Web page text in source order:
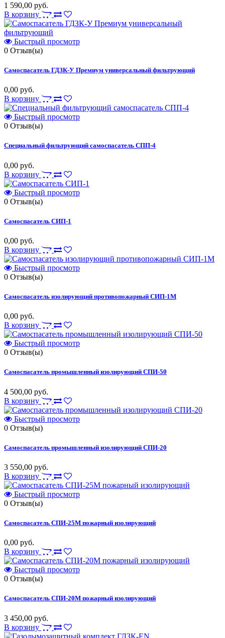
1 590,00 руб.
В корзину
Быстрый просмотр
0 Отзыв(ы)
Самоспасатель ГДЗК-У Премиум универсальный фильтрующий
0,00 руб.
В корзину
Быстрый просмотр
0 Отзыв(ы)
Специальный фильтрующий самоспасатель СПП-4
0,00 руб.
В корзину
Быстрый просмотр
0 Отзыв(ы)
Самоспасатель СИП-1
0,00 руб.
В корзину
Быстрый просмотр
0 Отзыв(ы)
Самоспасатель изолирующий противопожарный СИП-1М
0,00 руб.
В корзину
Быстрый просмотр
0 Отзыв(ы)
Самоспасатель промышленный изолирующий СПИ-50
4 500,00 руб.
В корзину
Быстрый просмотр
0 Отзыв(ы)
Самоспасатель промышленный изолирующий СПИ-20
3 550,00 руб.
В корзину
Быстрый просмотр
0 Отзыв(ы)
Самоспасатель СПИ-25М пожарный изолирующий
0,00 руб.
В корзину
Быстрый просмотр
0 Отзыв(ы)
Самоспасатель СПИ-20М пожарный изолирующий
3 450,00 руб.
В корзину